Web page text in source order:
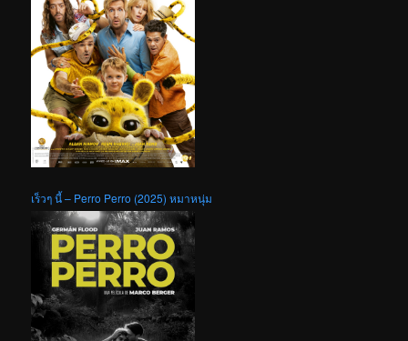
เร็วๆ นี้ – Perro Perro (2025) หมาหนุ่ม